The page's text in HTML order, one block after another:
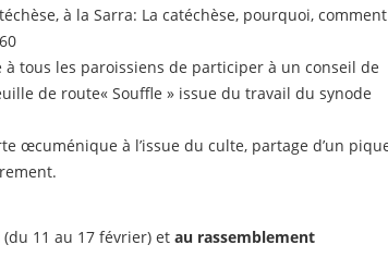
à la Sarra: La catéchèse, pourquoi, comment
tous les paroissiens de participer à un conseil de
de route« Souffle » issue du travail du synode
œcuménique à l’issue du culte, partage d’un
(du 11 au 17 février) etau rassemblement